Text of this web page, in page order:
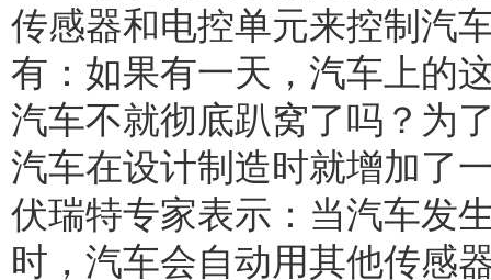
传感器和电控单元来控制汽
有：如果有一天，汽车上的
汽车不就彻底趴窝了吗？为
汽车在设计制造时就增加了
伏瑞特专家表示：当汽车发
时，汽车会自动用其他传感